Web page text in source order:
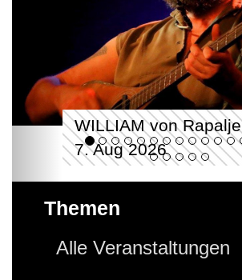
WILLIAM von Rapalje
7. Aug 2026
Themen
Alle Veranstaltungen